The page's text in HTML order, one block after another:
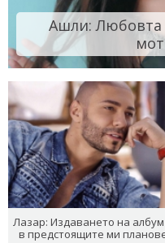
Ашли: Любовта
Лазар: Издаването на
в предстоящите ми